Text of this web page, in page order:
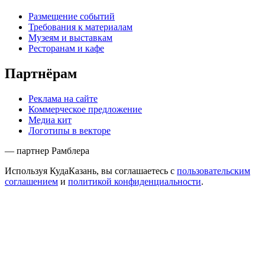
Размещение событий
Требования к материалам
Музеям и выставкам
Ресторанам и кафе
Партнёрам
Реклама на сайте
Коммерческое предложение
Медиа кит
Логотипы в векторе
— партнер Рамблера
Используя КудаКазань, вы соглашаетесь с пользовательским
соглашением и политикой конфиденциальности.